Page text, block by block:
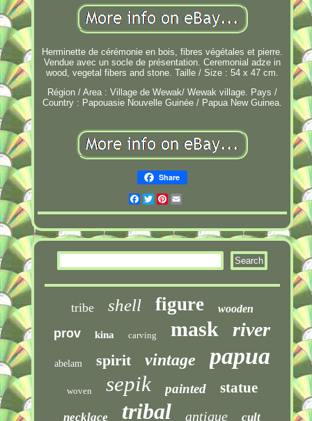
Herminette de cérémonie en bois, fibres végétales et pierre.
Vendue avec un socle de présentation. Ceremonial adze in
wood, vegetal fibers and stone. Taille / Size : 54 x 47 cm.
Région / Area : Village de Wewak/ Wewak village. Pays /
Country : Papouasie Nouvelle Guinée / Papua New Guinea.
Share
Facebook
TwitterPinterest
tribe shell figure wooden
prov kina carving mask river
abelam spirit vintage papua
woven sepik painted statue
necklace tribal antique cult